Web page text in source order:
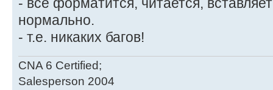
нормально.
- т.е. никаких багов!
CNA 6 Certified;
Salesperson 2004